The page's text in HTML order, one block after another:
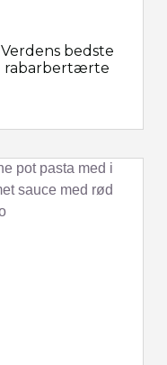
Verdens bedste
rabarbertærte